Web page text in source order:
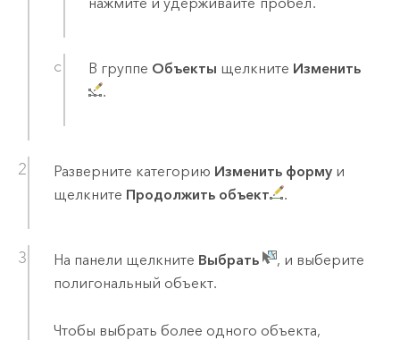
нажмите и удерживайте пробел.
В группе Объекты щелкните Изменить
.
Разверните категорию Изменить формуи
щелкните Продолжить объект .
На панели щелкните Выбрать
, и выберите
полигональный объект.
Чтобы выбрать более одного объекта,